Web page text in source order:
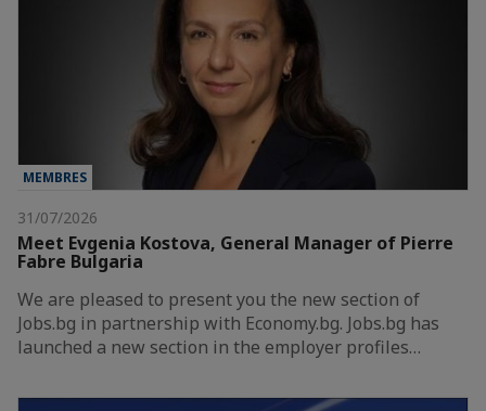
MEMBRES
31/07/2026
Meet Evgenia Kostova, General Manager of Pierre
Fabre Bulgaria
We are pleased to present you the new section of
Jobs.bg in partnership with Economy.bg. Jobs.bg has
launched a new section in the employer profiles…